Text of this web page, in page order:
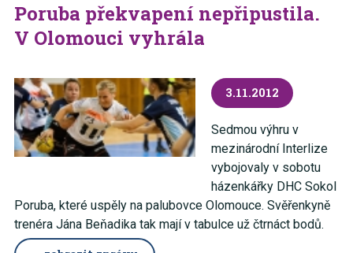
Poruba překvapení nepřipustila.
V Olomouci vyhrála
3.11.2012
Sedmou výhru v
mezinárodní Interlize
vybojovaly v sobotu
házenkářky DHC Sokol
Poruba, které uspěly na palubovce Olomouce. Svěřenkyně
trenéra Jána Beňadika tak mají v tabulce už čtrnáct bodů.